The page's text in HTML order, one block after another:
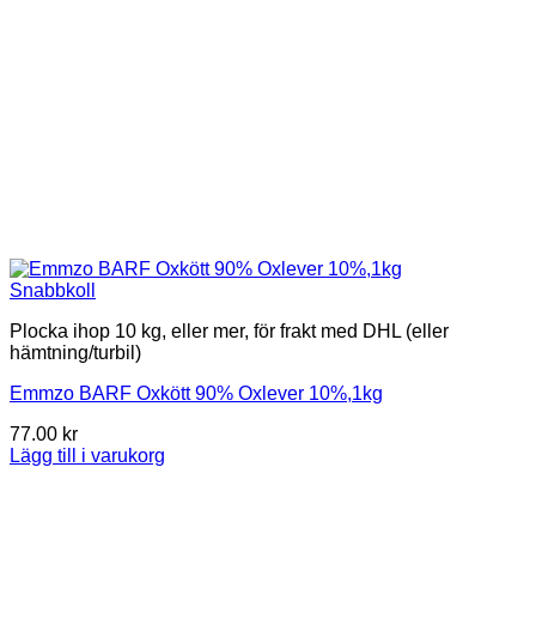
Snabbkoll
Plocka ihop 10 kg, eller mer, för frakt med DHL (eller
hämtning/turbil)
Emmzo BARF Oxkött 90% Oxlever 10%,1kg
77.00 kr
Lägg till i varukorg